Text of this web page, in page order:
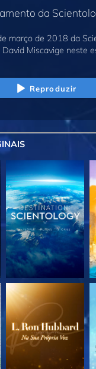
da
março de 2018 da
Miscavige neste
Reproduzir
EXPLORE A SÉRIE